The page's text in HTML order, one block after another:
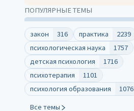
ПОПУЛЯРНЫЕ ТЕМЫ
закон 316 практика
2239
психологическая наука
1757
детская психология
1716
психотерапия
1101
психология образования
1076
Все темы